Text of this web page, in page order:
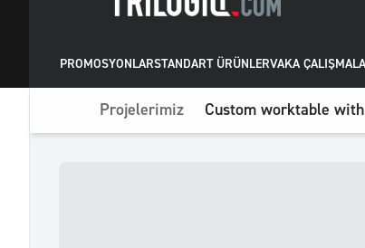
PROMOSYONLARSTANDART ÜRÜNLERVAKA
Projelerimiz Custom worktable